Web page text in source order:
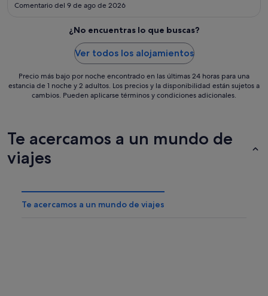
Comentario del 9 de ago de 2026
¿No encuentras lo que buscas?
Ver todos los alojamientos
Precio más bajo por noche encontrado en las últimas 24 horas para una
estancia de 1 noche y 2 adultos. Los precios y la disponibilidad están sujetos a
cambios. Pueden aplicarse términos y condiciones adicionales.
Te acercamos a un mundo de
viajes
Te acercamos a un mundo de viajes